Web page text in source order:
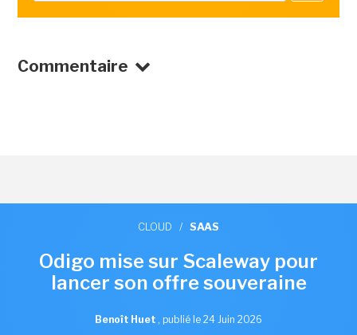
Commentaire
CLOUD / SAAS
Odigo mise sur Scaleway pour
lancer son offre souveraine
Benoît Huet , publié le 24 Juin 2026